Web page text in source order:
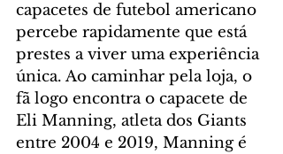
capacetes de futebol americano
percebe rapidamente que está
prestes a viver uma experiência
única. Ao caminhar pela loja, o
fã logo encontra o capacete de
Eli Manning, atleta dos Giants
entre 2004 e 2019, Manning é